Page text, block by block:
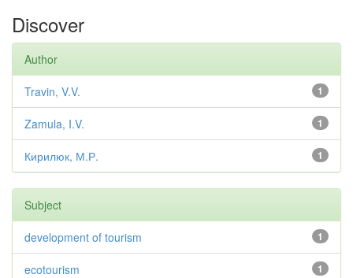
Discover
Author
1
Travin, V.V.
1
Zamula, I.V.
1
Кирилюк, М.Р.
Subject
1
development of tourism
1
ecotourism